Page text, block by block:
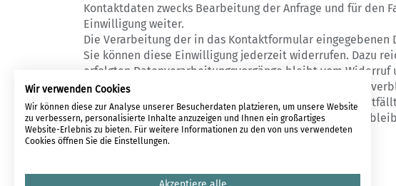
Kontaktdaten zwecks Bearbeitung der Anfrage und für den
Einwilligung weiter.
Die Verarbeitung der in das Kontaktformular eingegebenen
Sie können diese Einwilligung jederzeit widerrufen. Dazu
erfolgten Datenverarbeitungsvorgänge bleibt vom Widerruf
Die von Ihnen im Kontaktformular eingegebenen Daten
widerrufen oder der Zweck für die Datenspeicherung
Bestimmungen – insbesondere Aufbewahrungsfristen –
Aktualisiert: 26.9.2022, 21:40
Wir verwenden Cookies
Wir können diese zur Analyse unserer Besucherdaten platzieren, um unsere Website
zu verbessern, personalisierte Inhalte anzuzeigen und Ihnen ein großartiges
Website-Erlebnis zu bieten. Für weitere Informationen zu den von uns verwendeten
Cookies öffnen Sie die Einstellungen.